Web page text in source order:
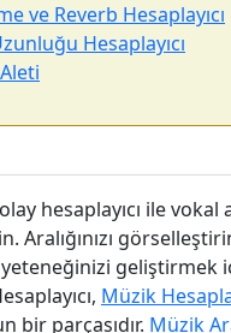
ve Reverb Hesaplayıcı
Hesaplayıcı
hesaplayıcı ile vokal
Aralığınızı
geliştirmek
Müzik
bir parçasıdır. Müzik